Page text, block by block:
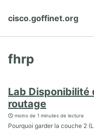
cisco.goffinet.org
fhrp
Lab Disponibilité
routage
moins de 1 minutes de lecture
Pourquoi garder la couche 2